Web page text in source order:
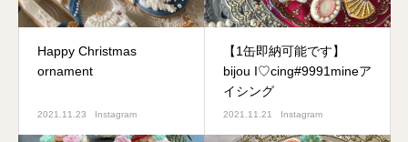
Happy Christmas
ornament
2021.11.23 Instagram
【1缶即納可能です】
bijou I♡cing#9991mineア
イシング
2021.11.21 Instagram